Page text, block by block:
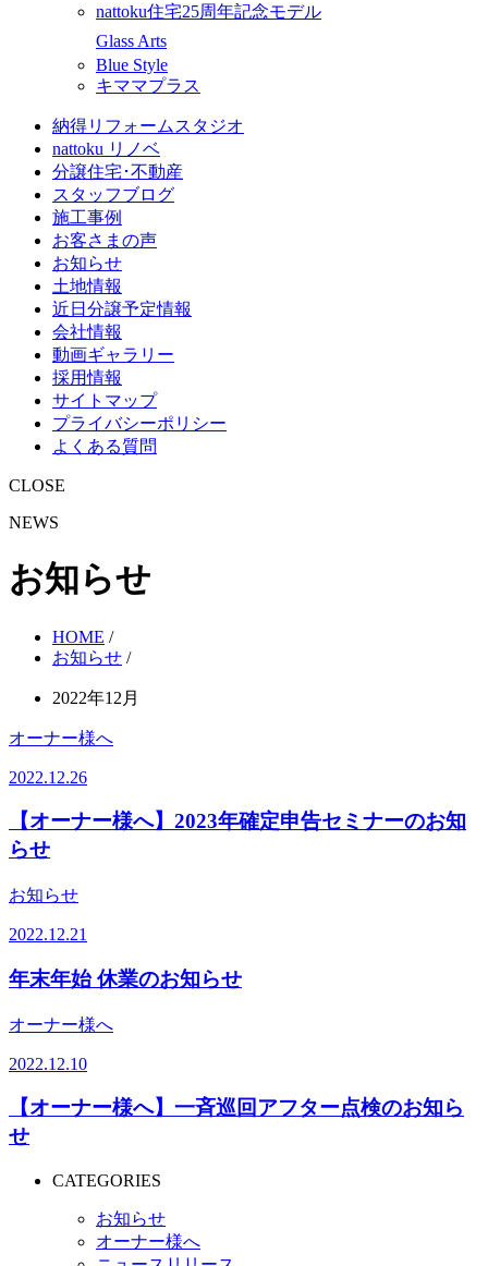
nattoku住宅25周年記念モデル
Glass Arts
Blue Style
キママプラス
納得リフォームスタジオ
nattoku リノベ
分譲住宅･不動産
スタッフブログ
施工事例
お客さまの声
お知らせ
土地情報
近日分譲予定情報
会社情報
動画ギャラリー
採用情報
サイトマップ
プライバシーポリシー
よくある質問
CLOSE
NEWS
お知らせ
HOME /
お知らせ /
2022年12月
オーナー様へ
2022.12.26
【オーナー様へ】2023年確定申告セミナーのお知
らせ
お知らせ
2022.12.21
年末年始 休業のお知らせ
オーナー様へ
2022.12.10
【オーナー様へ】一斉巡回アフター点検のお知ら
せ
CATEGORIES
お知らせ
オーナー様へ